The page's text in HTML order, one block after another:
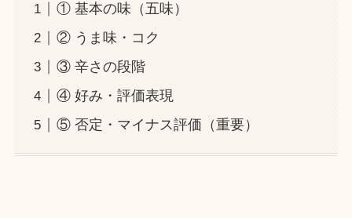
① 基本の味（五味）
② うま味・コク
③ 辛さの段階
④ 好み・評価表現
⑤ 否定・マイナス評価（重要）